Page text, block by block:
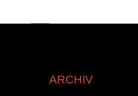
ARCHIV